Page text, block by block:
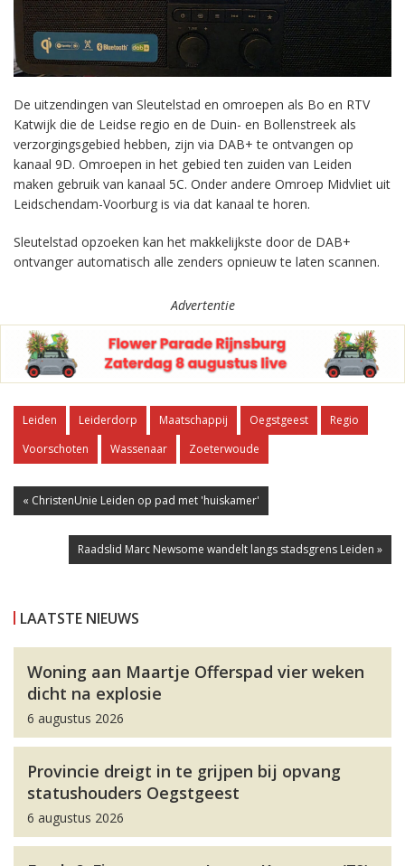
De uitzendingen van Sleutelstad en omroepen als Bo en RTV
Katwijk die de Leidse regio en de Duin- en Bollenstreek als
verzorgingsgebied hebben, zijn via DAB+ te ontvangen op
kanaal 9D. Omroepen in het gebied ten zuiden van Leiden
maken gebruik van kanaal 5C. Onder andere Omroep Midvliet uit
Leidschendam-Voorburg is via dat kanaal te horen.
Sleutelstad opzoeken kan het makkelijkste door de DAB+
ontvanger automatisch alle zenders opnieuw te laten scannen.
Advertentie
Leiden Leiderdorp Maatschappij Oegstgeest
Regio
Voorschoten
Wassenaar Zoeterwoude
« ChristenUnie Leiden op pad met 'huiskamer'
Raadslid Marc Newsome wandelt langs stadsgrens Leiden »
LAATSTE NIEUWS
Woning aan Maartje Offerspad vier weken
dicht na explosie
6 augustus 2026
Provincie dreigt in te grijpen bij opvang
statushouders Oegstgeest
6 augustus 2026